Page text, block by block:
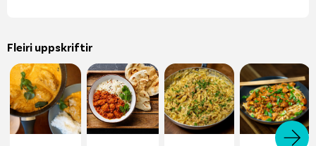
Fleiri uppskriftir